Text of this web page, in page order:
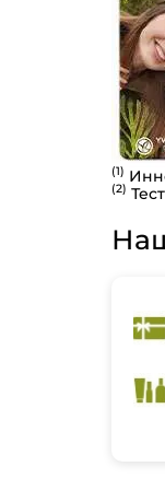
(1)
(2)